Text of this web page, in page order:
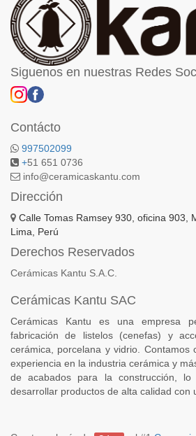
Siguenos en nuestras Redes
Contácto
997502099
+51 651 0736
info@ceramicaskantu.com
Dirección
Calle Tomas Ramsey 930, oficina 903,
Lima, Perú
Derechos Reservados
Cerámicas Kantu S.A.C.
Cerámicas Kantu SAC
Cerámicas Kantu es una empresa
fabricación de listelos (cenefas) y
cerámica, porcelana y vidrio. Contamos
experiencia en la industria cerámica y
de acabados para la construcción,
desarrollar productos de alta calidad con